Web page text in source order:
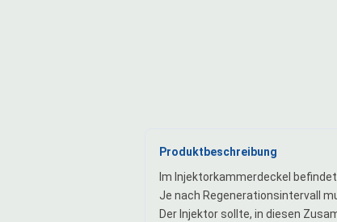
Produktbeschreibung
Im Injektorkammerdeckel
Je nach Regenerationsintervall
Der Injektor sollte, in diesen